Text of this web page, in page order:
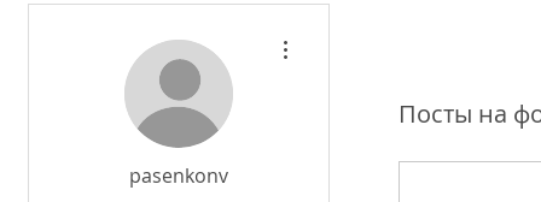
pasenkonv
Посты на